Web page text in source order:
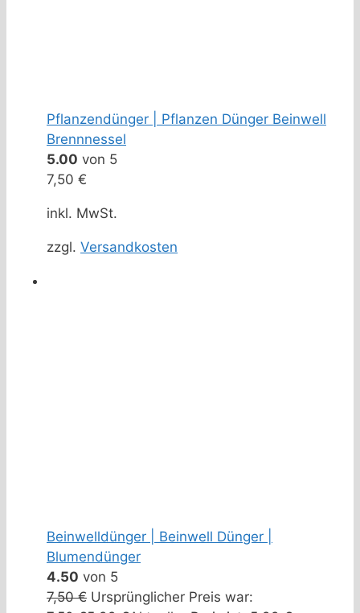
Pflanzendünger | Pflanzen Dünger Beinwell
Brennnessel
5.00 von 5
7,50 €
inkl. MwSt.
zzgl. Versandkosten
Beinwelldünger | Beinwell Dünger |
Blumendünger
4.50 von 5
7,50€ Ursprünglicher Preis war: